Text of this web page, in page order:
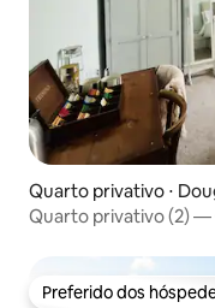
Quarto privativo ⋅
Quarto privativo (2) —
Preferido dos
Preferido dos